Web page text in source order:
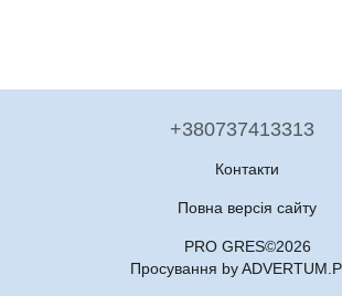
+380737413313
Контакти
Повна версія сайту
PRO GRES©2026
Просування by